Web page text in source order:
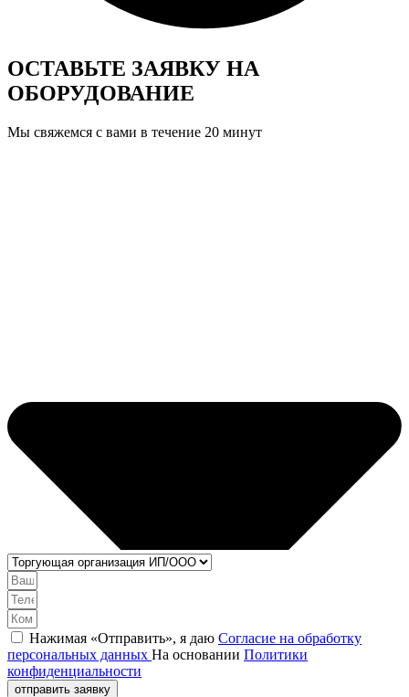
ОСТАВЬТЕ ЗАЯВКУ НА
ОБОРУДОВАНИЕ
Мы свяжемся с вами в течение 20 минут
Нажимая «Отправить», я даю Согласие на обработку
персональных данных На основании Политики
конфиденциальности
отправить заявку